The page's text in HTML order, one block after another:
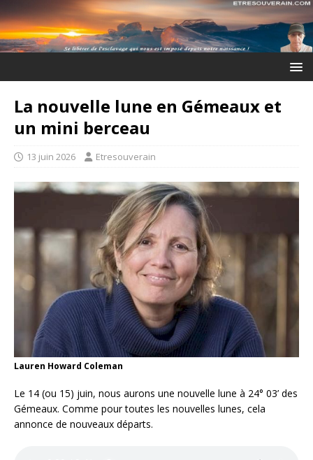
La nouvelle lune en Gémeaux et
un mini berceau
13 juin 2026 Etresouverain
Lauren Howard Coleman
Le 14 (ou 15) juin, nous aurons une nouvelle lune à 24° 03’ des
Gémeaux. Comme pour toutes les nouvelles lunes, cela
annonce de nouveaux départs.